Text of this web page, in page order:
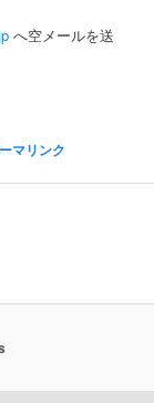
へ空メールを送
マリンク